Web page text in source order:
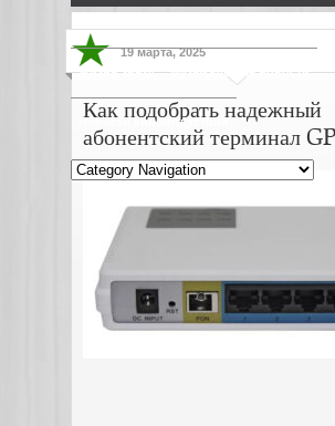
Жизнь звезд Музыкальные новости
Новости киноиндустрии
19 марта, 2025
Как подобрать надежный
абонентский терминал